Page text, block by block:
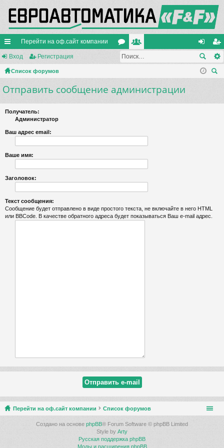
с
ы
лк
Перейти на оф.сайт компании
ор
ы
ол
ов
хо
д
ег
ис
Вход Регистрация
Список форумов
Отправить сообщение администрации
Получатель:
Администратор
Ваш адрес email:
Ваше имя:
Заголовок:
Текст сообщения:
Сообщение будет отправлено в виде простого текста, не включайте в него HTML
или BBCode. В качестве обратного адреса будет показываться Ваш e-mail адрес.
Перейти на оф.сайт компании Список форумов
Создано на основе phpBB® Forum Software © phpBB Limited
Style by Arty
Русская поддержка phpBB
Моды и расширения phpBB